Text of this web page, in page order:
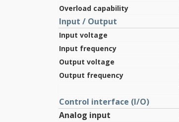
Overload capability
Input / Output
Input voltage
Input frequency
Output voltage
Output frequency
Control interface (I/O)
Analog input